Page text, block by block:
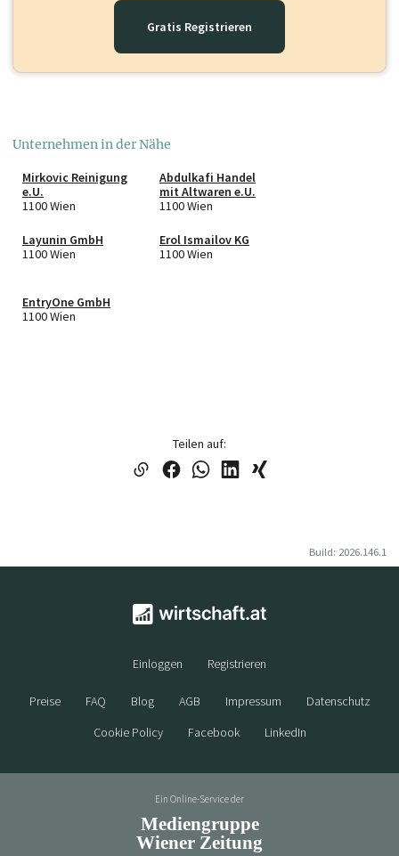
Gratis Registrieren
Unternehmen in der Nähe
Mirkovic Reinigung
e.U.
1100 Wien
Abdulkafi Handel
mit Altwaren e.U.
1100 Wien
Layunin GmbH
1100 Wien
Erol Ismailov KG
1100 Wien
EntryOne GmbH
1100 Wien
Teilen auf:
Build: 2026.146.1
Einloggen Registrieren
Preise FAQ Blog AGB Impressum
Datenschutz
Cookie Policy
Facebook LinkedIn
Ein Online-Service der
Mediengruppe
Wiener Zeitung